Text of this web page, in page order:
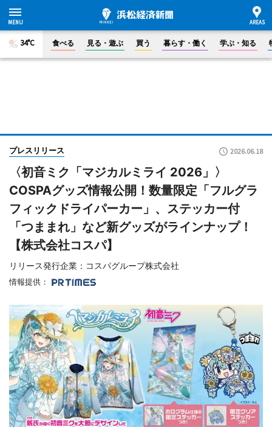
34°C 食べる 見る・遊ぶ 買う 暮らす・働く 学ぶ・知る
プレスリリース 2026.06.18
〈初音ミク「マジカルミライ 2026」〉
COSPAグッズ情報公開！数量限定「フルグラ
フィックドライパーカー」、ステッカー付
「つままれ」など新グッズがラインナップ！
【株式会社コスパ】
リリース発行企業：コスパグループ株式会社
情報提供：